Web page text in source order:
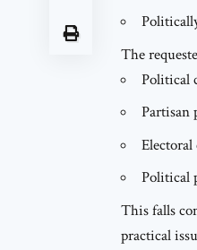
The
Political
Partisan
Political
This falls
practical